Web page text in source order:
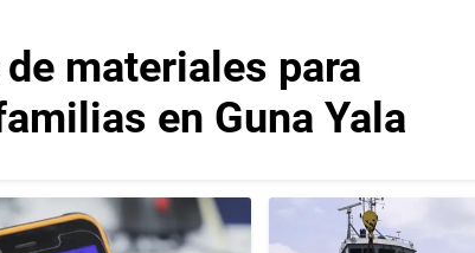
materiales para
en Guna Yala